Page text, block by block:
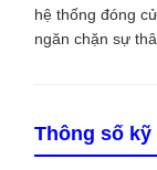
hệ thống đóng
ngăn chặn sự
Thông số kỹ